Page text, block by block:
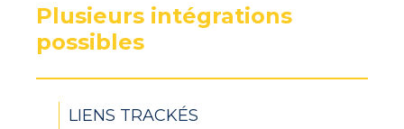
Plusieurs intégrations
possibles
LIENS TRACKÉS